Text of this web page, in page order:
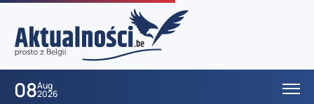
08Aug
2026